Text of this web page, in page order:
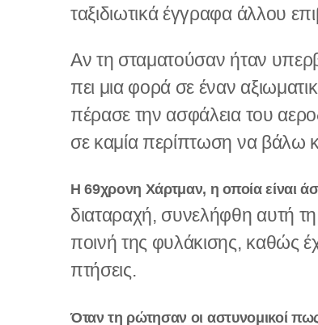
ταξιδιωτικά έγγραφα άλλου
Αν τη σταματούσαν ήταν
πει μια φορά σε έναν
πέρασε την ασφάλεια του
σε καμία περίπτωση να βάλω
Η 69χρονη Χάρτμαν, η οποία είναι
διαταραχή, συνελήφθη αυτή τη
ποινή της φυλάκισης, καθώς
πτήσεις.
Όταν τη ρώτησαν οι αστυνομικοί